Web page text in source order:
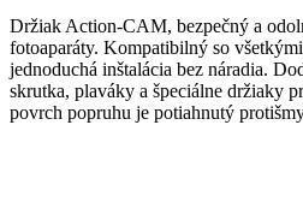
Držiak Action-CAM, bezpečný a
fotoaparáty. Kompatibilný so
jednoduchá inštalácia bez náradia.
skrutka, plaváky a špeciálne držiaky
povrch popruhu je potiahnutý